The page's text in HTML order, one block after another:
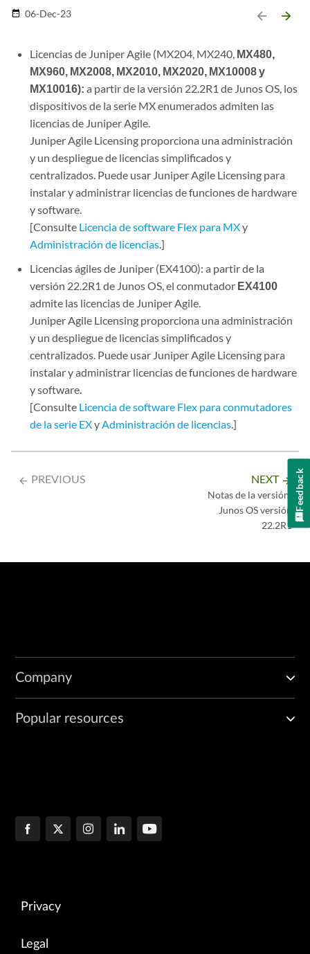
date_range 06-Dec-23 arrow_backward arrow_forward
Licencias de Juniper Agile (MX204, MX240, MX480,
MX960, MX2008, MX2010, MX2020, MX10008 y
MX10016): a partir de la versión 22.2R1 de Junos OS, los
dispositivos de la serie MX enumerados admiten las
licencias de Juniper Agile.
Juniper Agile Licensing proporciona una administración
y un despliegue de licencias simplificados y
centralizados. Puede usar Juniper Agile Licensing para
instalar y administrar licencias de funciones de hardware
y software.
[Consulte Licencia de software Flex para MXy
Administración de licencias.]
Licencias ágiles de Juniper (EX4100): a partir de la
versión 22.2R1 de Junos OS, el conmutador EX4100
admite las licencias de Juniper Agile.
Juniper Agile Licensing proporciona una administración
y un despliegue de licencias simplificados y
centralizados. Puede usar Juniper Agile Licensing para
instalar y administrar licencias de funciones de hardware
y software.
[Consulte Licencia de software Flex para conmutadores
de la serie EXyAdministración de licencias.]
arrow_backward PREVIOUS NEXT arrow_forward
Notas de la versión:
Junos OS versión
22.2R1
Company
Popular resources
Privacy
Legal
Feedback